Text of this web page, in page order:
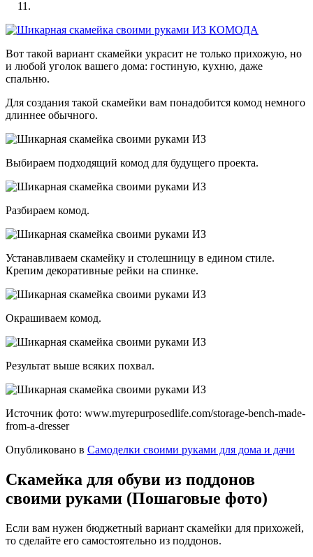
Вот такой вариант скамейки украсит не только прихожую, но
и любой уголок вашего дома: гостиную, кухню, даже
спальню.
Для создания такой скамейки вам понадобится комод немного
длиннее обычного.
Выбираем подходящий комод для будущего проекта.
Разбираем комод.
Устанавливаем скамейку и столешницу в едином стиле.
Крепим декоративные рейки на спинке.
Окрашиваем комод.
Результат выше всяких похвал.
Источник фото: www.myrepurposedlife.com/storage-bench-made-
from-a-dresser
Опубликовано в Самоделки своими руками для дома и дачи
Скамейка для обуви из поддонов
своими руками (Пошаговые фото)
Если вам нужен бюджетный вариант скамейки для прихожей,
то сделайте его самостоятельно из поддонов.